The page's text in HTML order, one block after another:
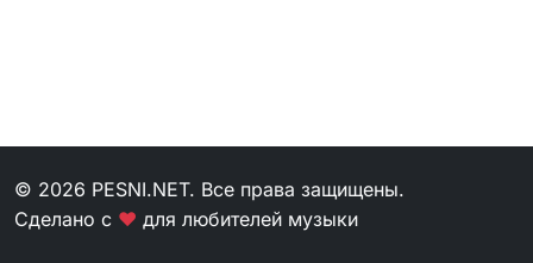
© 2026 PESNI.NET. Все права защищены.
Сделано с ❤ для любителей музыки